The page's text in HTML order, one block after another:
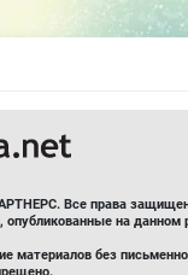
в Новый год
Все права
опубликованные на данном
материалов без